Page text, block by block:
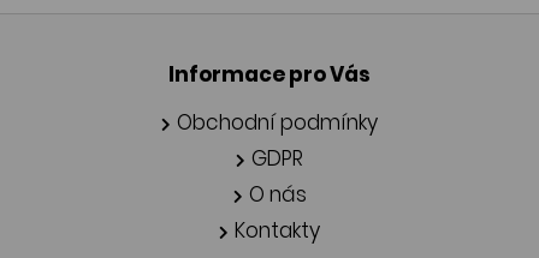
Informace pro Vás
Obchodní podmínky
GDPR
O nás
Kontakty